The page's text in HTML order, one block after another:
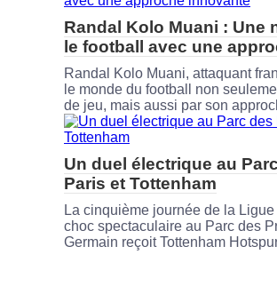
Randal Kolo Muani : Une
le football avec une
Randal Kolo Muani, attaquant
le monde du football non
de jeu, mais aussi par son
Un duel électrique au
Paris et Tottenham
La cinquième journée de la
choc spectaculaire au Parc des
Germain reçoit Tottenham